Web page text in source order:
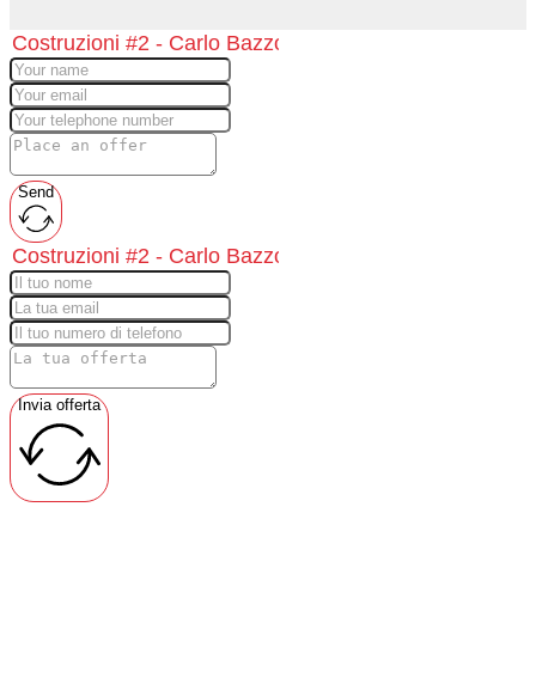
Send
Invia offerta